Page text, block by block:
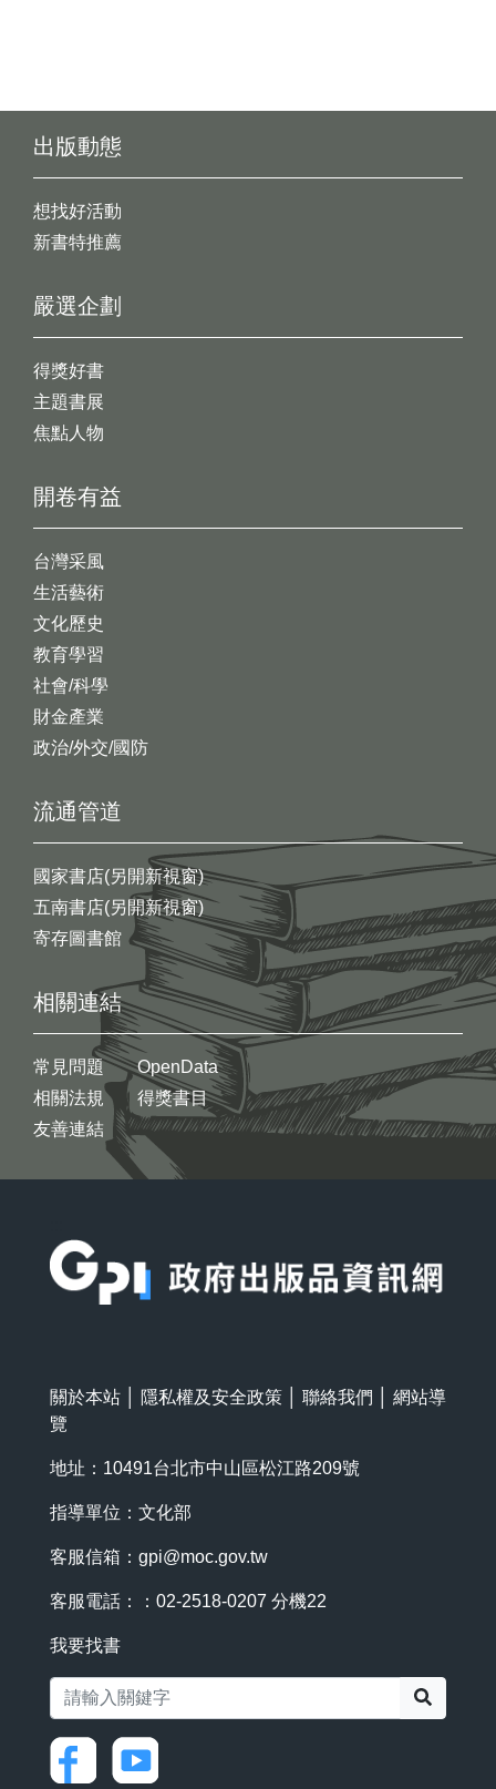
出版動態
想找好活動
新書特推薦
開卷有益
台灣采風
生活藝術
文化歷史
教育學習
社會/科學
財金產業
政治/外交/國防
嚴選企劃
得獎好書
主題書展
焦點人物
流通管道
國家書店(另開新視窗)
五南書店(另開新視窗)
寄存圖書館
相關連結
常見問題
相關法規
友善連結
OpenData
得獎書目
關於本站 隱私權及安全政策 聯絡我們
網站導
覽
地址：10491台北市中山區松江路209號
指導單位：文化部
客服信箱： gpi@moc.gov.tw
客服電話：：02-2518-0207 分機22
我要找書